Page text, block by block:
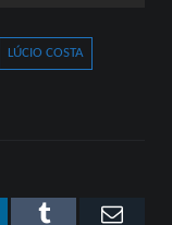
LÚCIO COSTA
Tumblr